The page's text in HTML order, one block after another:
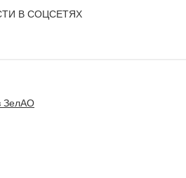
В СОЦСЕТЯХ
ЗелАО